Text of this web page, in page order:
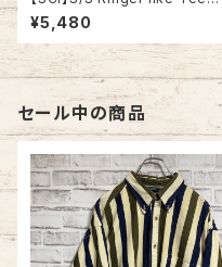
L 90s Made in USA vintage
リンガーライク レイヤード Tシ
ャツ アート リゾート地 ヨット ス
ーベニア シングルステッチ アメ
リカ USA レトロ 古着
¥5,480
セール中の商品